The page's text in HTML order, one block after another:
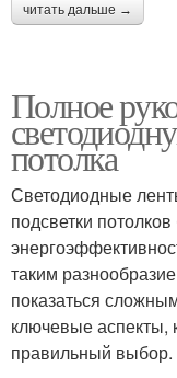
читать дальше →
Полное
потолка
Светодиодные
подсветки
таким
показаться
ключевые аспекты,
правильный выбор.